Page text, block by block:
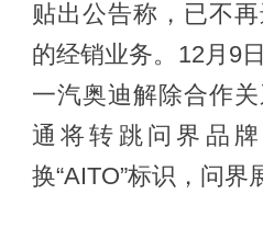
贴出公告称，已不
的经销业务。12月9
一汽奥迪解除合作
通将转跳问界品
换“AITO”标识，问界